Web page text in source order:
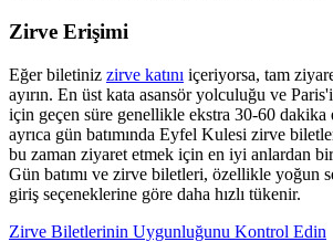
Zirve Erişimi
Eğer biletiniz zirve katını içeriyorsa, tam
ayırın. En üst kata asansör yolculuğu ve
için geçen süre genellikle ekstra 30-60
ayrıca gün batımında Eyfel Kulesi zirve
bu zaman ziyaret etmek için en iyi anlardan
Gün batımı ve zirve biletleri, özellikle yoğun
giriş seçeneklerine göre daha hızlı tükenir.
Zirve Biletlerinin Uygunluğunu Kontrol Edin